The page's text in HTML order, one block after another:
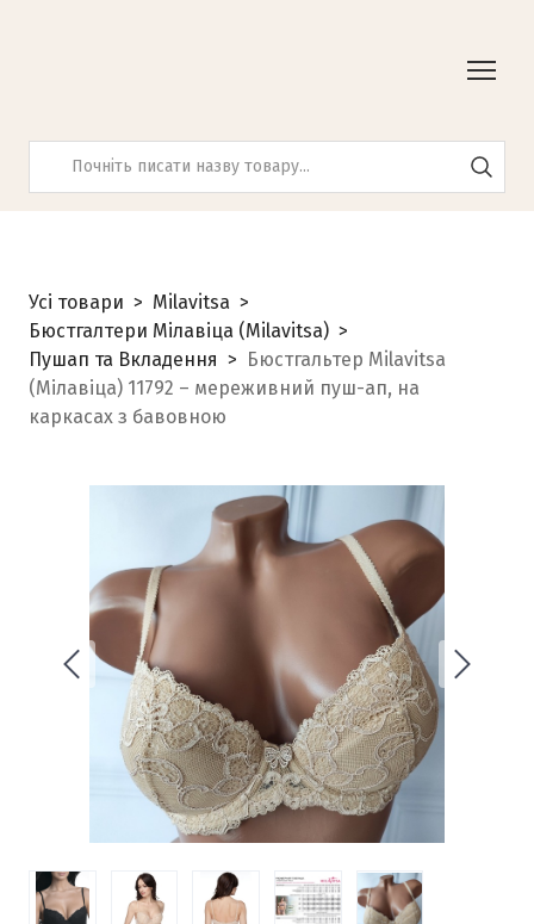
Усі товари
Milavitsa
Бюстгалтери Мілавіца (Milavitsa)
Пушап та Вкладення
Бюстгальтер Milavitsa
(Мілавіца) 11792 – мереживний пуш-ап, на
каркасах з бавовною